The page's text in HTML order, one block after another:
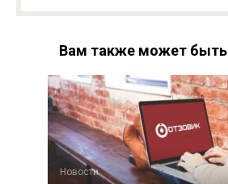
Вам также может быть
Новости